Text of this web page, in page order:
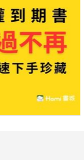
能跳脫成長之苦，邁